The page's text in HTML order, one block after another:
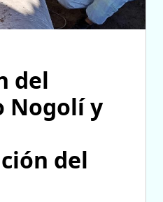
del
Nogolí y
del